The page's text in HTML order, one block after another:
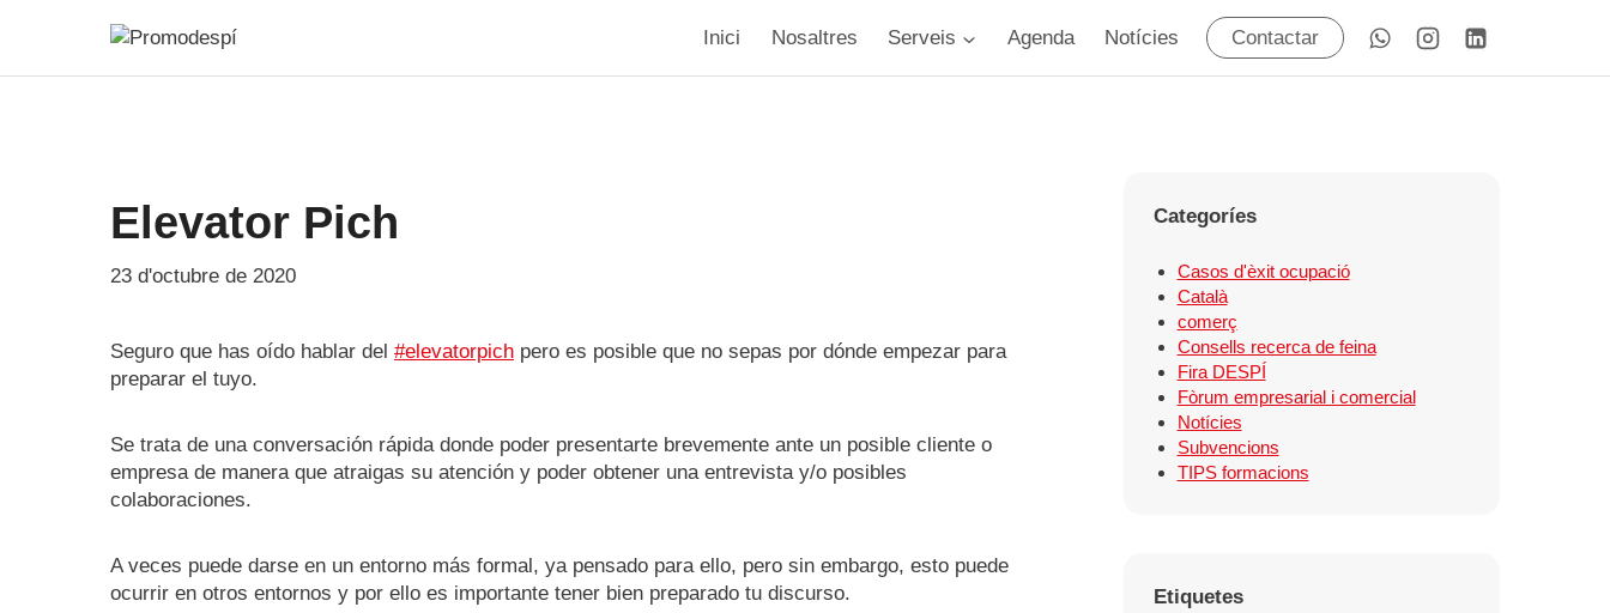
Inici Nosaltres Serveis Agenda Notícies Contactar
Elevator Pich
23 d'octubre de 2020
Seguro que has oído hablar del #elevatorpich pero es posible que no sepas por dónde empezar para
preparar el tuyo.
Se trata de una conversación rápida donde poder presentarte brevemente ante un posible cliente o
empresa de manera que atraigas su atención y poder obtener una entrevista y/o posibles
colaboraciones.
A veces puede darse en un entorno más formal, ya pensado para ello, pero sin embargo, esto puede
ocurrir en otros entornos y por ello es importante tener bien preparado tu discurso.
Categoríes
Casos d'èxit ocupació
Català
comerç
Consells recerca de feina
Fira DESPÍ
Fòrum empresarial i comercial
Notícies
Subvencions
TIPS formacions
Etiquetes